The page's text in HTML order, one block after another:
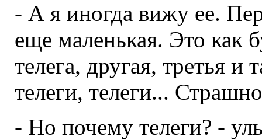
- А я иногда вижу ее.
еще маленькая. Это как
телега, другая, третья и
телеги, телеги...
- Но почему телеги? -